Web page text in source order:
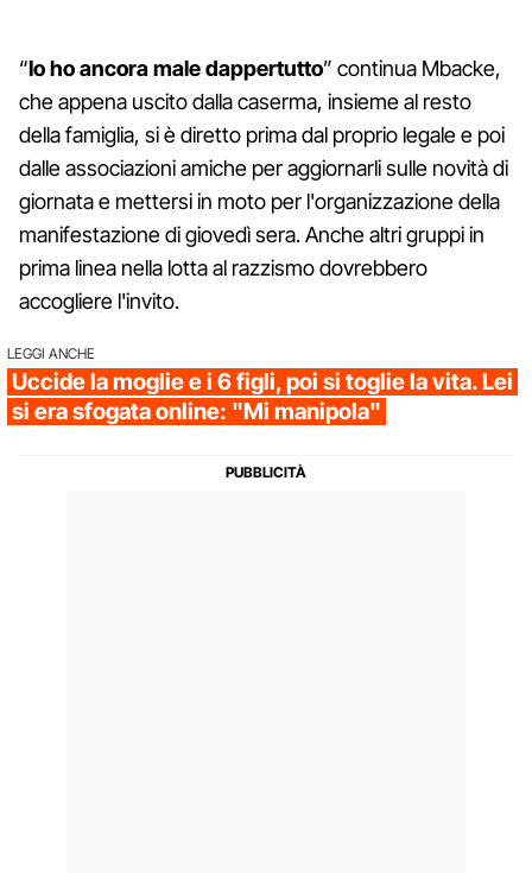
“Io ho ancora male dappertutto” continua Mbacke,
che appena uscito dalla caserma, insieme al resto
della famiglia, si è diretto prima dal proprio legale e poi
dalle associazioni amiche per aggiornarli sulle novità di
giornata e mettersi in moto per l'organizzazione della
manifestazione di giovedì sera. Anche altri gruppi in
prima linea nella lotta al razzismo dovrebbero
accogliere l'invito.
LEGGI ANCHE
Uccide la moglie e i 6 figli, poi si toglie la vita. Lei
si era sfogata online: "Mi manipola"